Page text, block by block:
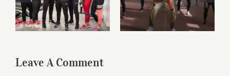
Sportify
Mereu
aici, pentru tine
cea care a creat
videoclipul. O
parte din filmari
Leave A Comment